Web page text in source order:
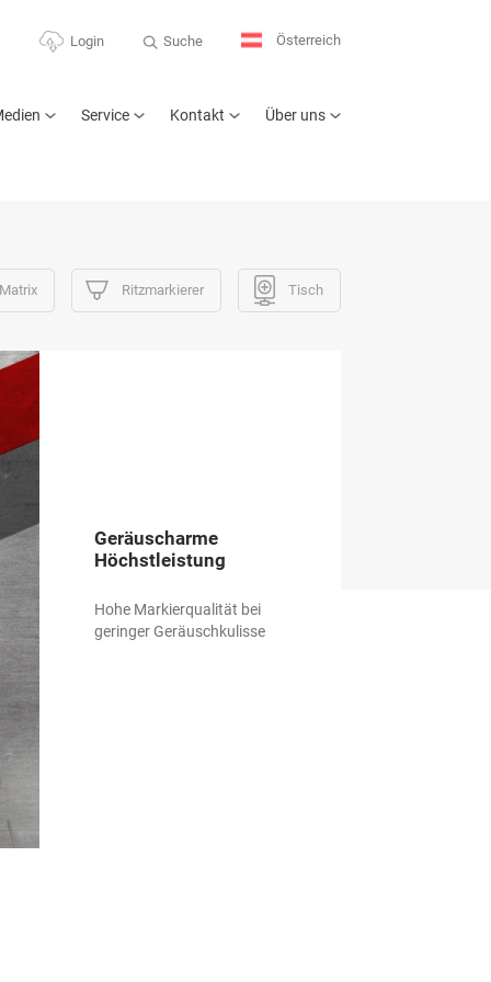
Login Suche Österreich
Service Kontakt Über uns
Ritzmarkierer Tisch
Geräuscharme
Höchstleistung
Hohe Markierqualität bei
geringer Geräuschkulisse